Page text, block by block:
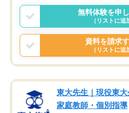
無料体験を申
（リストに追
資料を請求
（リストに追
東大先生｜現役東
家庭教師・個別指導